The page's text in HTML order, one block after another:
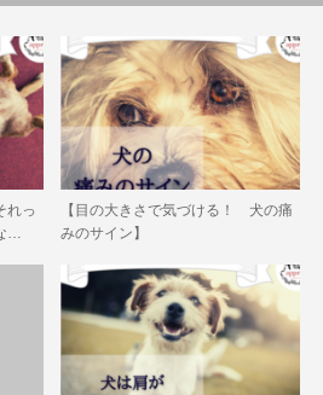
れっ
…
【目の大きさで気づける！ 犬の痛
みのサイン】